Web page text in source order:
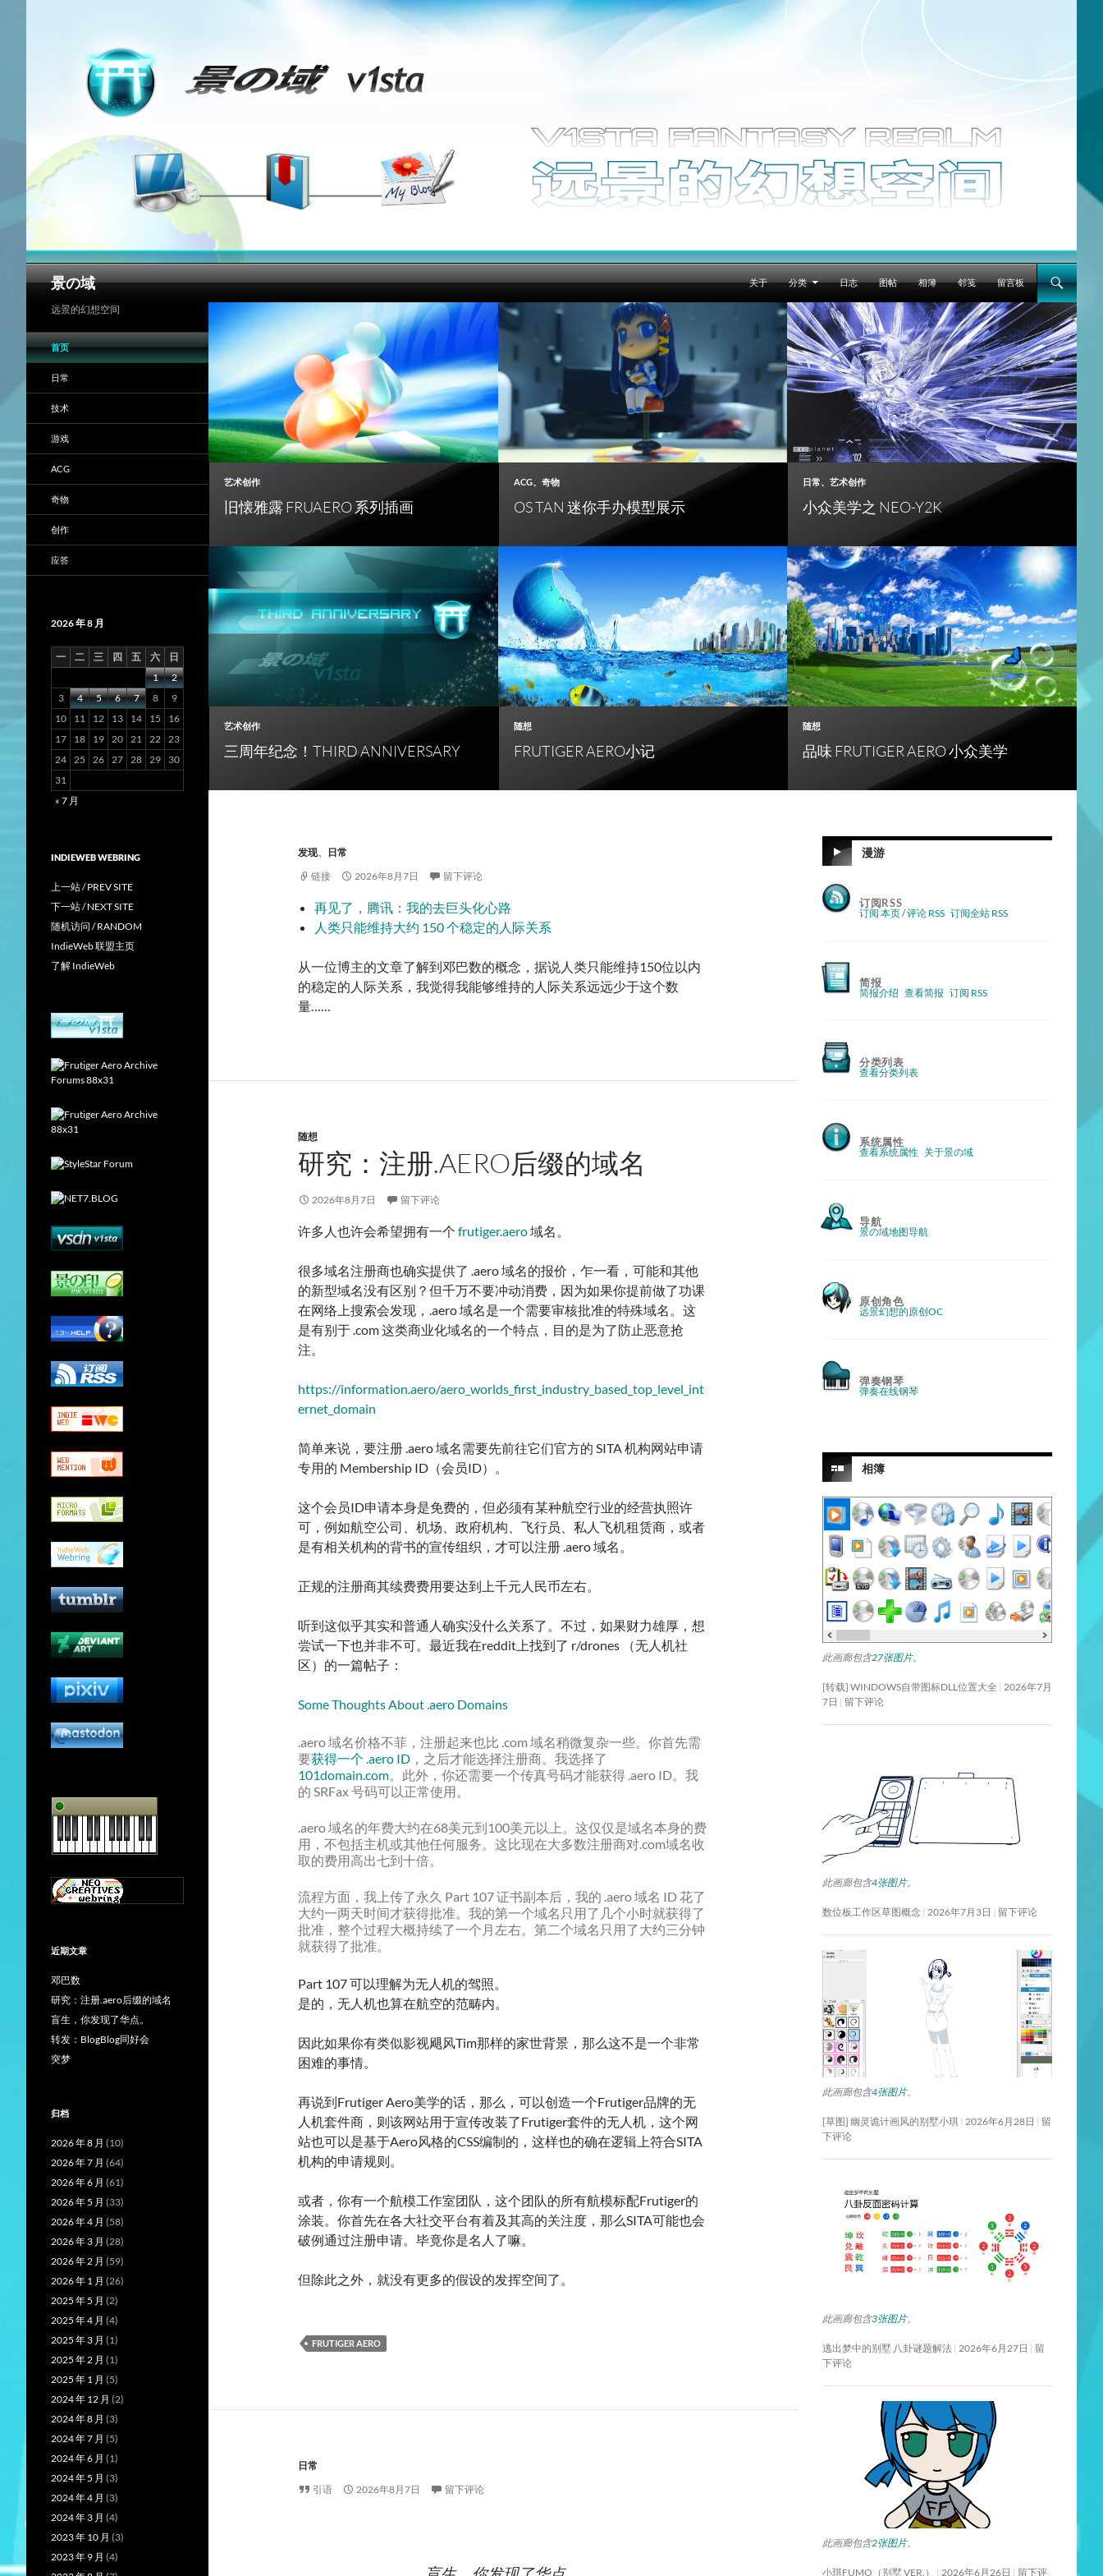
景の域
搜
跳至正文
关于
分类 日志 图帖 相簿 邻笺 留言板
艺术创作
旧懐雅露 FRUAERO 系列插画
ACG、 奇物
OS TAN 迷你手办模型展示
日常、艺术创作
小众美学之 NEO-Y2K
艺术创作
三周年纪念！THIRD ANNIVERSARY
随想
FRUTIGER AERO小记
随想
品味 FRUTIGER AERO 小众美学
发现、
日常
链接
2026年8月7日 留下评论
再见了，腾讯：我的去巨头化心路
人类只能维持大约 150 个稳定的人际关系
从一位博主的文章了解到邓巴数的概念，据说人类只能维持150位以内
的稳定的人际关系，我觉得我能够维持的人际关系远远少于这个数
量……
随想
研究：注册.AERO后缀的域名
2026年8月7日 留下评论
许多人也许会希望拥有一个 frutiger.aero域名。
很多域名注册商也确实提供了 .aero 域名的报价，乍一看，可能和其他
的新型域名没有区别？但千万不要冲动消费，因为如果你提前做了功课
在网络上搜索会发现，.aero 域名是一个需要审核批准的特殊域名。这
是有别于 .com 这类商业化域名的一个特点，目的是为了防止恶意抢
注。
https://information.aero/aero_worlds_first_industry_based_top_level_int
ernet_domain
简单来说，要注册 .aero 域名需要先前往它们官方的 SITA 机构网站申请
专用的 Membership ID（会员ID）。
这个会员ID申请本身是免费的，但必须有某种航空行业的经营执照许
可，例如航空公司、机场、政府机构、飞行员、私人飞机租赁商，或者
是有相关机构的背书的宣传组织，才可以注册 .aero 域名。
正规的注册商其续费费用要达到上千元人民币左右。
听到这似乎其实和普通人确实没什么关系了。不过，如果财力雄厚，想
尝试一下也并非不可。最近我在reddit上找到了 r/drones （无人机社
区）的一篇帖子：
Some Thoughts About .aero Domains
.aero 域名价格不菲，注册起来也比 .com 域名稍微复杂一些。你首先需
要获得一个 .aero ID ，之后才能选择注册商。我选择了
101domain.com。此外，你还需要一个传真号码才能获得 .aero ID。我
的 SRFax 号码可以正常使用。
.aero 域名的年费大约在68美元到100美元以上。这仅仅是域名本身的费
用，不包括主机或其他任何服务。这比现在大多数注册商对.com域名收
取的费用高出七到十倍。
流程方面，我上传了永久 Part 107 证书副本后，我的 .aero 域名 ID 花了
大约一两天时间才获得批准。我的第一个域名只用了几个小时就获得了
批准，整个过程大概持续了一个月左右。第二个域名只用了大约三分钟
就获得了批准。
Part 107 可以理解为无人机的驾照。
是的，无人机也算在航空的范畴内。
因此如果你有类似影视飓风Tim那样的家世背景，那么这不是一个非常
困难的事情。
再说到Frutiger Aero美学的话，那么，可以创造一个Frutiger品牌的无
人机套件商，则该网站用于宣传改装了Frutiger套件的无人机，这个网
站也可以是基于Aero风格的CSS编制的，这样也的确在逻辑上符合SITA
机构的申请规则。
或者，你有一个航模工作室团队，这个团队的所有航模标配Frutiger的
涂装。你首先在各大社交平台有着及其高的关注度，那么SITA可能也会
破例通过注册申请。毕竟你是名人了嘛。
但除此之外，就没有更多的假设的发挥空间了。
FRUTIGER AERO
日常
引语
2026年8月7日 留下评论
漫游
订阅RSS
订阅 本页 / 评论 RSS 订阅全站 RSS
简报
简报介绍 查看简报 订阅 RSS
分类列表
查看分类列表
系统属性
查看系统属性 关于景の域
导航
景の域地图导航
原创角色
远景幻想的原创OC
弹奏钢琴
弹奏在线钢琴
相簿
此画廊包含27张图片。
[转载] WINDOWS自带图标DLL位置大全 2026年7月
7日
留下评论
此画廊包含4张图片。
数位板工作区草图概念 2026年7月3日 留下评论
此画廊包含4张图片。
[草图] 幽灵诡计画风的别墅小琪 2026年6月28日
留
下评论
此画廊包含3张图片。
逃出梦中的别墅 八卦谜题解法 2026年6月27日
留
下评论
此画廊包含2张图片。
小琪FUMO（别墅 VER.） 2026年6月26日 留下评
远景的幻想空间
首页
日常
技术
游戏
ACG
奇物
创作
应答
2026 年 8 月
一 二 三 四 五 六
日
1
2
3
4 5 6 7 8
9
10
11 12 13 14 15
16
17
18 19 20 21 22 23
24 25 26 27 28 29
30
31
« 7 月
INDIEWEB WEBRING
上一站 / PREV SITE
下一站 / NEXT SITE
随机访问 / RANDOM
IndieWeb 联盟主页
了解 IndieWeb
近期文章
邓巴数
研究：注册.aero后缀的域名
盲生，你发现了华点。
转发：BlogBlog同好会
突梦
归档
2026 年 8 月 (10)
2026 年 7 月 (64)
2026 年 6 月 (61)
2026 年 5 月 (33)
2026 年 4 月 (58)
2026 年 3 月 (28)
2026 年 2 月 (59)
2026 年 1 月 (26)
2025 年 5 月 (2)
2025 年 4 月 (4)
2025 年 3 月 (1)
2025 年 2 月 (1)
2025 年 1 月 (5)
2024 年 12 月 (2)
2024 年 8 月 (3)
2024 年 7 月 (5)
2024 年 6 月 (1)
2024 年 5 月 (3)
2024 年 4 月 (3)
2024 年 3 月 (4)
2023 年 10 月 (3)
2023 年 9 月 (4)